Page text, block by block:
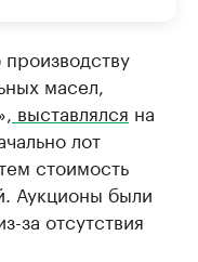
масел,
выставлялся на
лот
стоимость
Аукционы были
за отсутствия